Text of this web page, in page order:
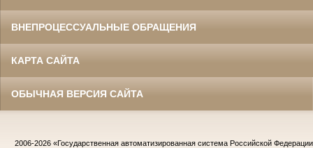
ВНЕПРОЦЕССУАЛЬНЫЕ ОБРАЩЕНИЯ
КАРТА САЙТА
ОБЫЧНАЯ ВЕРСИЯ САЙТА
2006-2026 «Государственная автоматизированная система Российской